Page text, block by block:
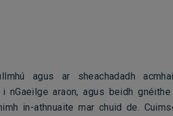
agus ar sheachadadh
nGaeilge araon, agus beidh
in-athnuaite mar chuid de.